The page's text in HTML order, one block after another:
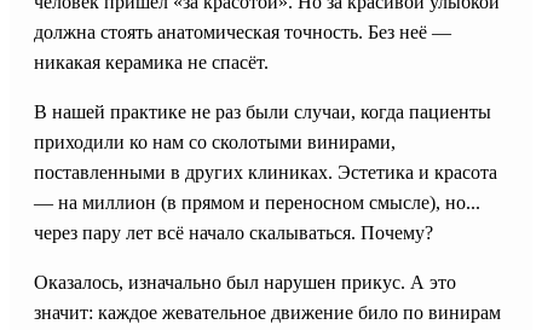
должна стоять анатомическая точность. Без неё —
никакая керамика не спасёт.
В нашей практике не раз были случаи, когда пациенты
приходили ко нам со сколотыми винирами,
поставленными в других клиниках. Эстетика и красота
— на миллион (в прямом и переносном смысле), но...
через пару лет всё начало скалываться. Почему?
Оказалось, изначально был нарушен прикус. А это
значит: каждое жевательное движение било по винирам